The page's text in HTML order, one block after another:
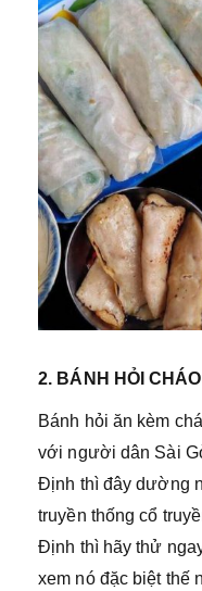
2. BÁNH HỎI
Bánh hỏi ăn kèm
với người dân Sài
Định thì đây dường
truyền thống cổ
Định thì hãy thử
xem nó đặc biệt thế